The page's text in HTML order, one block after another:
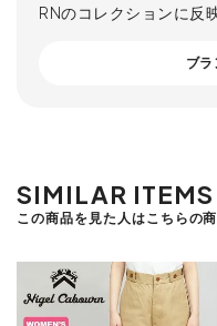
RNのコレクションに反
ブ
SIMILAR ITEMS
この商品を見た人はこちらの